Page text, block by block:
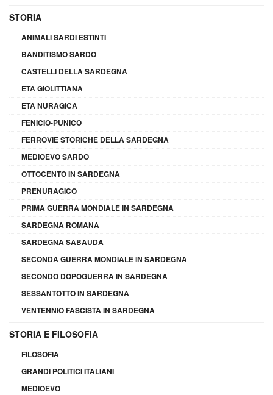
STORIA
ANIMALI SARDI ESTINTI
BANDITISMO SARDO
CASTELLI DELLA SARDEGNA
ETÀ GIOLITTIANA
ETÀ NURAGICA
FENICIO-PUNICO
FERROVIE STORICHE DELLA SARDEGNA
MEDIOEVO SARDO
OTTOCENTO IN SARDEGNA
PRENURAGICO
PRIMA GUERRA MONDIALE IN SARDEGNA
SARDEGNA ROMANA
SARDEGNA SABAUDA
SECONDA GUERRA MONDIALE IN SARDEGNA
SECONDO DOPOGUERRA IN SARDEGNA
SESSANTOTTO IN SARDEGNA
VENTENNIO FASCISTA IN SARDEGNA
STORIA E FILOSOFIA
FILOSOFIA
GRANDI POLITICI ITALIANI
MEDIOEVO